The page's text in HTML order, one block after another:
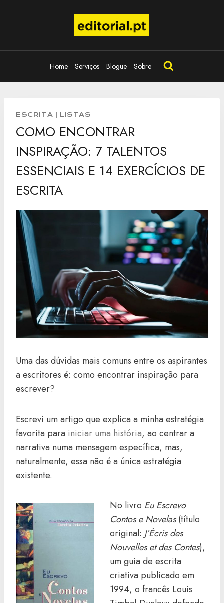
Home Serviços Blogue Sobre
ESCRITA LISTAS
COMO ENCONTRAR
INSPIRAÇÃO: 7 TALENTOS
ESSENCIAIS E 14 EXERCÍCIOS DE
ESCRITA
Uma das dúvidas mais comuns entre os aspirantes
a escritores é: como encontrar inspiração para
escrever?
Escrevi um artigo que explica a minha estratégia
favorita para iniciar uma história, ao centrar a
narrativa numa mensagem específica, mas,
naturalmente, essa não é a única estratégia
existente.
No livro Eu Escrevo
Contos e Novelas(título
original: J’Écris des
Nouvelles et des Contes),
um guia de escrita
criativa publicado em
1994, o francês Louis